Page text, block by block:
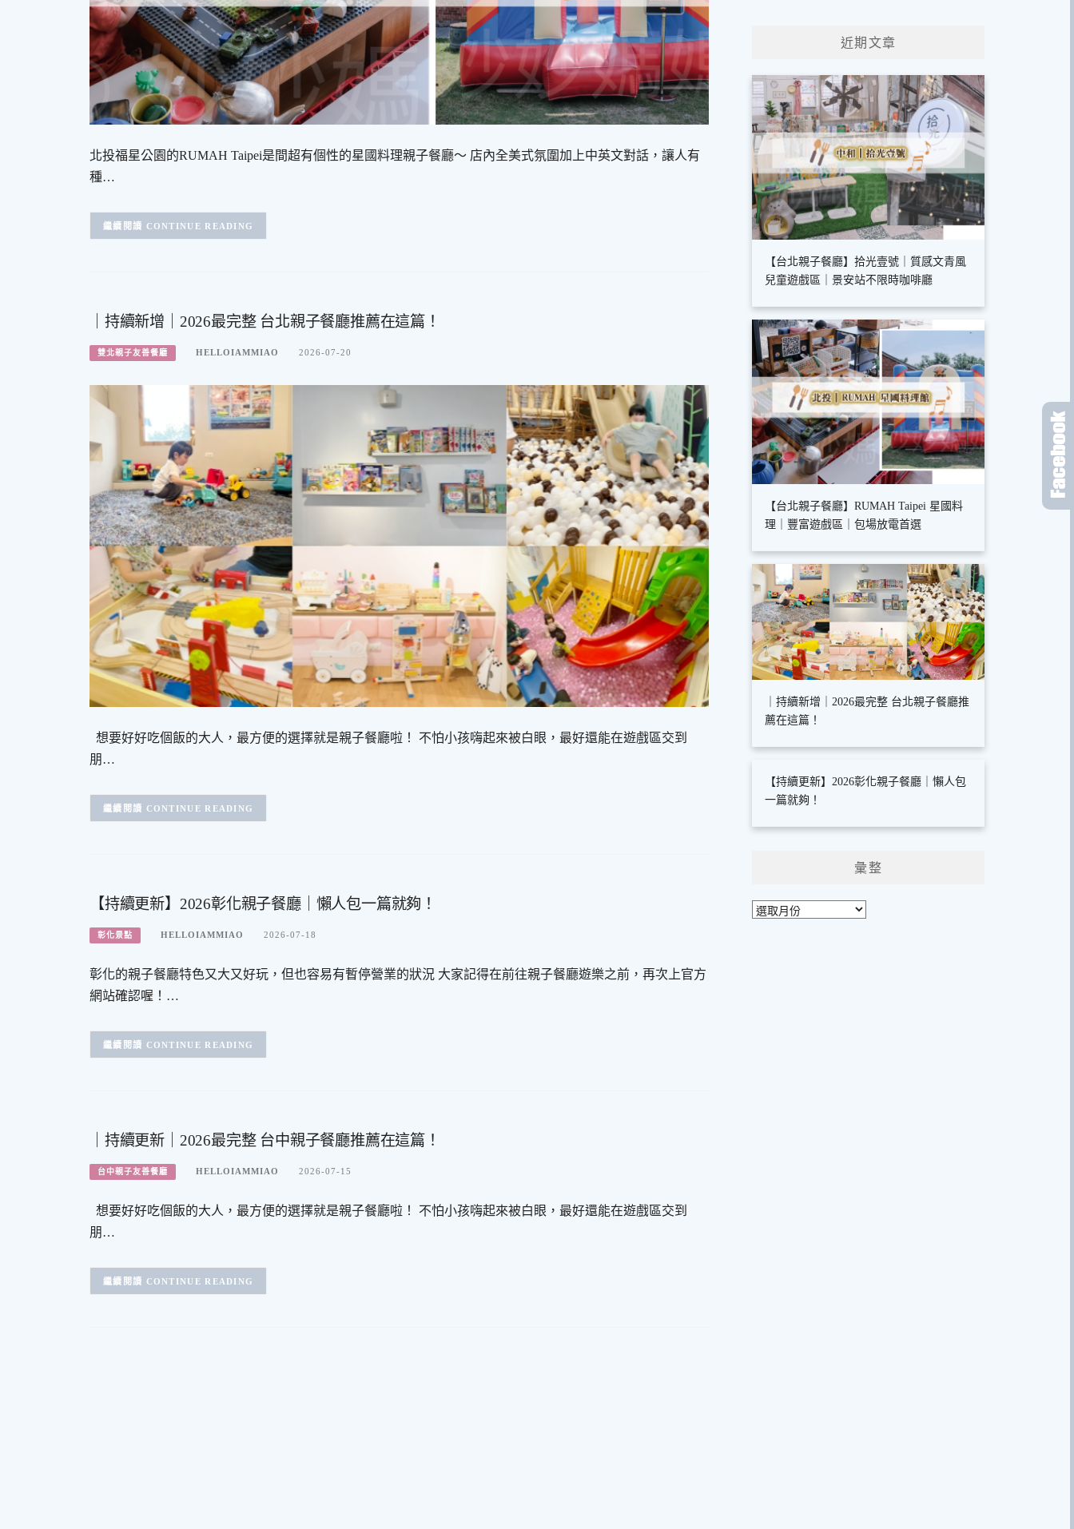
北投福星公園的RUMAH Taipei是間超有個性的星國料理親子餐廳～ 店內全美式氛圍加上中英文對話，讓人有
種…
CONTINUE READING
｜持續新增｜2026最完整 台北親子餐廳推薦在這篇！
雙北親子友善餐廳 HELLOIAMMIAO 2026-07-20
想要好好吃個飯的大人，最方便的選擇就是親子餐廳啦！ 不怕小孩嗨起來被白眼，最好還能在遊戲區交到
朋…
CONTINUE READING
【持續更新】2026彰化親子餐廳｜懶人包一篇就夠！
彰化景點 HELLOIAMMIAO 2026-07-18
彰化的親子餐廳特色又大又好玩，但也容易有暫停營業的狀況 大家記得在前往親子餐廳遊樂之前，再次上官方
網站確認喔！…
CONTINUE READING
｜持續更新｜2026最完整 台中親子餐廳推薦在這篇！
台中親子友善餐廳 HELLOIAMMIAO 2026-07-15
想要好好吃個飯的大人，最方便的選擇就是親子餐廳啦！ 不怕小孩嗨起來被白眼，最好還能在遊戲區交到
朋…
CONTINUE READING
近期文章
【台北親子餐廳】拾光壹號｜質感文青風
兒童遊戲區｜景安站不限時咖啡廳
【台北親子餐廳】RUMAH Taipei 星國料
理｜豐富遊戲區｜包場放電首選
｜持續新增｜2026最完整 台北親子餐廳推
薦在這篇！
【持續更新】2026彰化親子餐廳｜懶人包
一篇就夠！
彙整
彙